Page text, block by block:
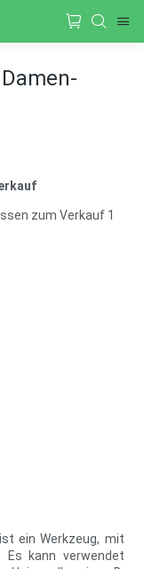
ein Werkzeug, mit
Es kann verwendet